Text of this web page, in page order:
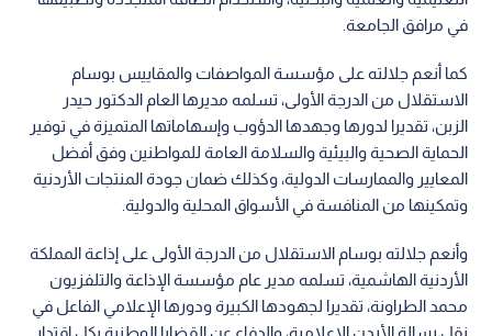
في مرافق الجامعة.
كما أنعم جلالته على مؤسسة المواصفات والمقاييس بوسام
الاستقلال من الدرجة الأولى، تسلمه مديرها العام الدكتور حيدر
الزبن، تقديرا لدورها وجهدها الدؤوب وإسهاماتها المتميزة في توفير
الحماية الصحية والبيئية والسلامة العامة للمواطنين وفق أفضل
المعايير والممارسات الدولية، وكذلك ضمان جودة المنتجات الأردنية
وتمكينها من المنافسة في الأسواق المحلية والدولية.
وأنعم جلالته بوسام الاستقلال من الدرجة الأولى على إذاعة المملكة
الأردنية الهاشمية، تسلمه مدير عام مؤسسة الإذاعة والتلفزيون
محمد الطراونة، تقديرا لجهودها الكبيرة ودورها الإعلامي الفاعل في
نقل رسالة الأردن الإعلامية، والدفاع عن القضايا الوطنية بكل اقتدار